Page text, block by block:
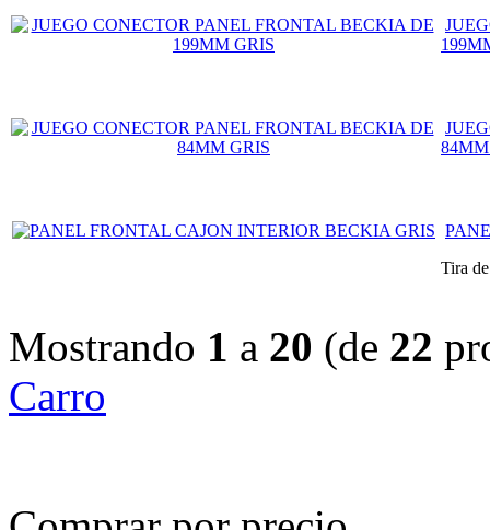
Tira
Mostrando 1 a 20 (de 22
Carro